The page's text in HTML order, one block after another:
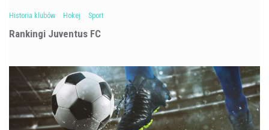
Historia klubów Hokej Sport
Rankingi Juventus FC